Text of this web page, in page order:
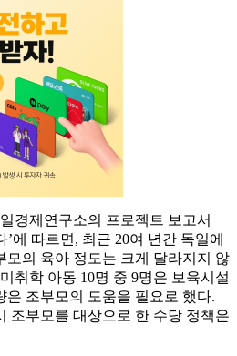
경제연구소의 프로젝트 보고서
에 따르면, 최근 20여 년간 독일에
모의 육아 정도는 크게 달라지지 않
취학 아동 10명 중 9명은 보육시설
은 조부모의 도움을 필요로 했다.
조부모를 대상으로 한 수당 정책은